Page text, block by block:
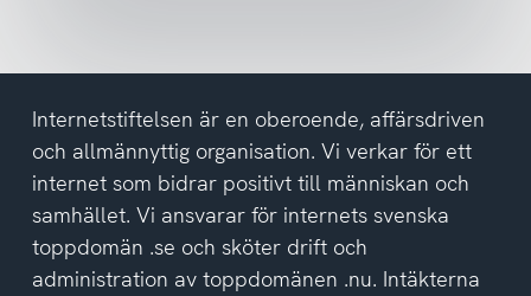
del
av
integritetspolicyn
Internetstiftelsen är en oberoende, affärsdriven
och allmännyttig organisation. Vi verkar för ett
internet som bidrar positivt till människan och
samhället. Vi ansvarar för internets svenska
toppdomän .se och sköter drift och
administration av toppdomänen .nu. Intäkterna